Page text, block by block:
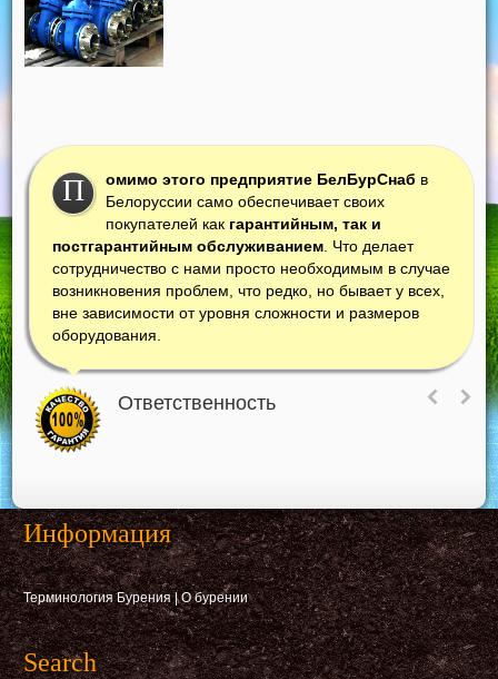
П омимо этого предприятие БелБурСнаб в
Белоруссии само обеспечивает своих
покупателей как гарантийным, так и
постгарантийным обслуживанием. Что делает
сотрудничество с нами просто необходимым в случае
возникновения проблем, что редко, но бывает у всех,
вне зависимости от уровня сложности и размеров
оборудования.
Ответственность
Информация
Терминология Бурения|О бурении
Search